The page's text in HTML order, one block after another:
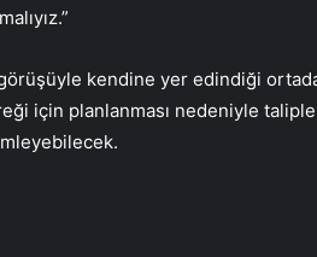
kendine yer edindiği
için planlanması nedeniyle